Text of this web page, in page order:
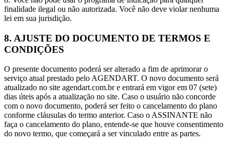
finalidade ilegal ou não autorizada. Você não deve violar nenhuma
lei em sua jurisdição.
8. AJUSTE DO DOCUMENTO DE TERMOS E
CONDIÇÕES
O presente documento poderá ser alterado a fim de aprimorar o
serviço atual prestado pelo AGENDART. O novo documento será
atualizado no site agendart.com.br e entrará em vigor em 07 (sete)
dias úteis após a atualização no site. Caso o usuário não concorde
com o novo documento, poderá ser feito o cancelamento do plano
conforme cláusulas do termo anterior. Caso o ASSINANTE não
faça o cancelamento do plano, entende-se que houve consentimento
do novo termo, que começará a ser vinculado entre as partes.